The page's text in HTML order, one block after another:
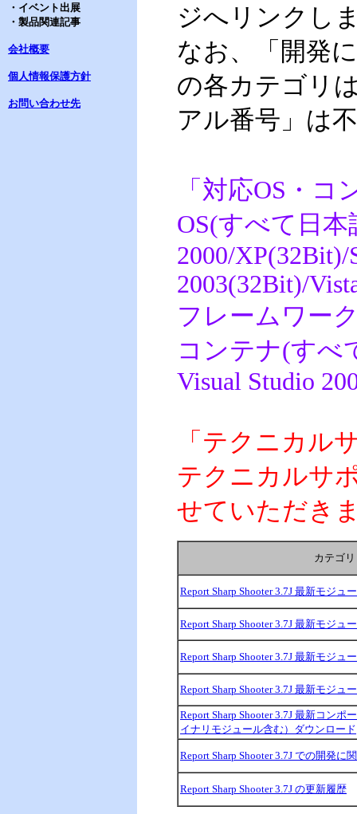
・イベント出展
・製品関連記事
会社概要
個人情報保護方針
お問い合わせ先
ジへリンクし
なお、「開発
の各カテゴリ
アル番号」は
「対応OS・
OS(すべて日本
2000/XP(32Bit)/
2003(32Bit)/
フレームワー
コンテナ(すべ
Visual Studio
「テクニカル
テクニカルサ
せていただき
カテゴリ
Report Sharp Shooter 3.7J 最新モジュ
Report Sharp Shooter 3.7J 最新モジュ
Report Sharp Shooter 3.7J 最新モジュ
Report Sharp Shooter 3.7J 最新モジュ
Report Sharp Shooter 3.7J 最新コンポ
イナリモジュール含む）ダウンロード
Report Sharp Shooter 3.7J での開発に
Report Sharp Shooter 3.7J の更新履歴